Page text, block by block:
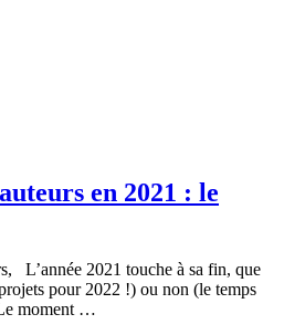
en 2021 : le
L’année 2021 touche à sa fin, que
pour 2022 !) ou non (le temps
moment …